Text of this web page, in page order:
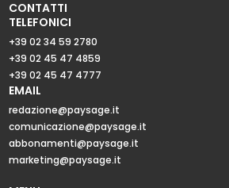
CONTATTI
TELEFONICI
+39 02 34 59 2780
+39 02 45 47 4859
+39 02 45 47 4777
EMAIL
redazione@paysage.it
comunicazione@paysage.it
abbonamenti@paysage.it
marketing@paysage.it